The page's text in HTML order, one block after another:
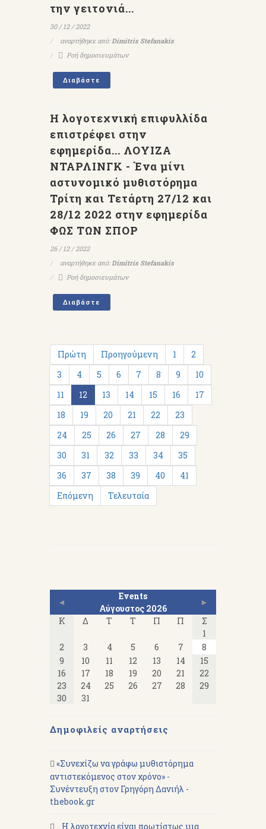
την γειτονιά...
30 / 12 / 2022
αναρτήθηκε από:Dimitris Stefanakis
Ροή δημοσιευμάτων
Διαβάστε
Η λογοτεχνική επιφυλλίδα
επιστρέφει στην
εφημερίδα... ΛΟΥΙΖΑ
ΝΤΑΡΛΙΝΓΚ - Ένα μίνι
αστυνομικό μυθιστόρημα
Τρίτη και Τετάρτη 27/12 και
28/12 2022 στην εφημερίδα
ΦΩΣ ΤΩΝ ΣΠΟΡ
26 / 12 / 2022
αναρτήθηκε από:Dimitris Stefanakis
Ροή δημοσιευμάτων
Διαβάστε
Πρώτη Προηγούμενη 1
2
3
4 5 6 7 8 9
10
11
12 13 14 15 16
17
18
19 20 21 22
23
24
25 26 27 28
29
30
31 32 33 34
35
36
37 38 39 40
41
Επόμενη
Τελευταία
◄
Events
Αύγουστος 2026
►
Κ
Δ Τ Τ Π Π
Σ
1
2
3 4 5 6 7
8
9
10 11 12 13 14
15
16
17 18 19 20 21
22
23
24 25 26 27 28
29
30
31
Δημοφιλείς αναρτήσεις
«Συνεχίζω να γράφω μυθιστόρημα
αντιστεκόμενος στον χρόνο» -
Συνέντευξη στον Γρηγόρη Δανιήλ -
thebook.gr
...Η λογοτεχνία είναι πρωτίστως μια